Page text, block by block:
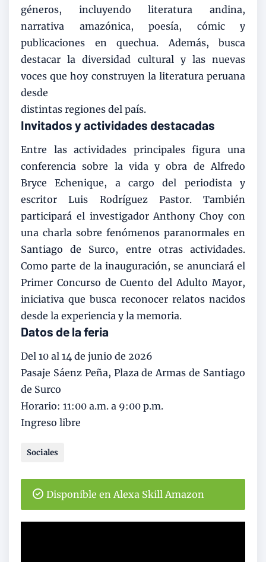
géneros, incluyendo literatura andina,
narrativa amazónica, poesía, cómic y
publicaciones en quechua. Además, busca
destacar la diversidad cultural y las nuevas
voces que hoy construyen la literatura peruana
desde
distintas regiones del país.
Invitados y actividades destacadas
Entre las actividades principales figura una
conferencia sobre la vida y obra de Alfredo
Bryce Echenique, a cargo del periodista y
escritor Luis Rodríguez Pastor. También
participará el investigador Anthony Choy con
una charla sobre fenómenos paranormales en
Santiago de Surco, entre otras actividades.
Como parte de la inauguración, se anunciará el
Primer Concurso de Cuento del Adulto Mayor,
iniciativa que busca reconocer relatos nacidos
desde la experiencia y la memoria.
Datos de la feria
Del 10 al 14 de junio de 2026
Pasaje Sáenz Peña, Plaza de Armas de Santiago
de Surco
Horario: 11:00 a.m. a 9:00 p.m.
Ingreso libre
Sociales
Disponible en Alexa Skill Amazon